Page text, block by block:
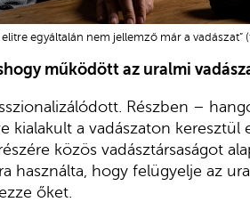
egyáltalán nem jellemző már a
működött az uralmi
Részben –
a vadászaton keresztül
közös vadásztársaságot
használta, hogy felügyelje az
őket.